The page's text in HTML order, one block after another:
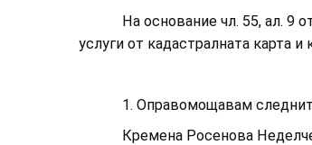
На основание чл. 55, ал. 9 от
услуги от кадастралната карта
1. Оправомощавам следните
Кремена Росенова